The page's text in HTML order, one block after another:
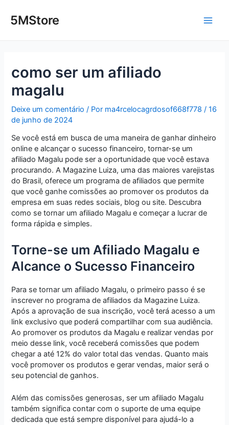
para5MStore
como ser um afiliado
magalu
Deixe um comentário / Por ma4rcelocagrdosof668f778/16
de junho de 2024
Se você está em busca de uma maneira de ganhar dinheiro
online e alcançar o sucesso financeiro, tornar-se um
afiliado Magalu pode ser a oportunidade que você estava
procurando. A Magazine Luiza, uma das maiores varejistas
do Brasil, oferece um programa de afiliados que permite
que você ganhe comissões ao promover os produtos da
empresa em suas redes sociais, blog ou site. Descubra
como se tornar um afiliado Magalu e começar a lucrar de
forma rápida e simples.
Torne-se um Afiliado Magalu e
Alcance o Sucesso Financeiro
Para se tornar um afiliado Magalu, o primeiro passo é se
inscrever no programa de afiliados da Magazine Luiza.
Após a aprovação de sua inscrição, você terá acesso a um
link exclusivo que poderá compartilhar com sua audiência.
Ao promover os produtos da Magalu e realizar vendas por
meio desse link, você receberá comissões que podem
chegar a até 12% do valor total das vendas. Quanto mais
você promover os produtos e gerar vendas, maior será o
seu potencial de ganhos.
Além das comissões generosas, ser um afiliado Magalu
também significa contar com o suporte de uma equipe
dedicada que está sempre disponível para ajudá-lo a
navigation